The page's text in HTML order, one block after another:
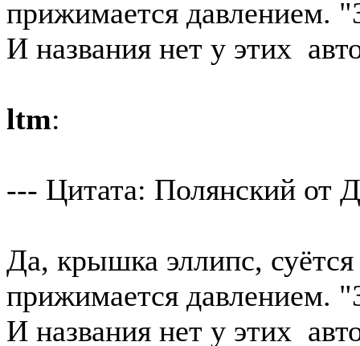
прижимается давлением.
И названия нет у этих
ltm:
--- Цитата: Полянский от
Да, крышка эллипс,
прижимается давлением.
И названия нет у этих